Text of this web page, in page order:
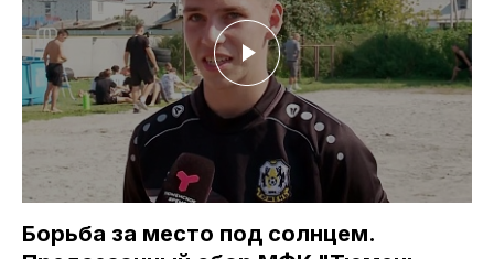
Борьба за место под солнцем.